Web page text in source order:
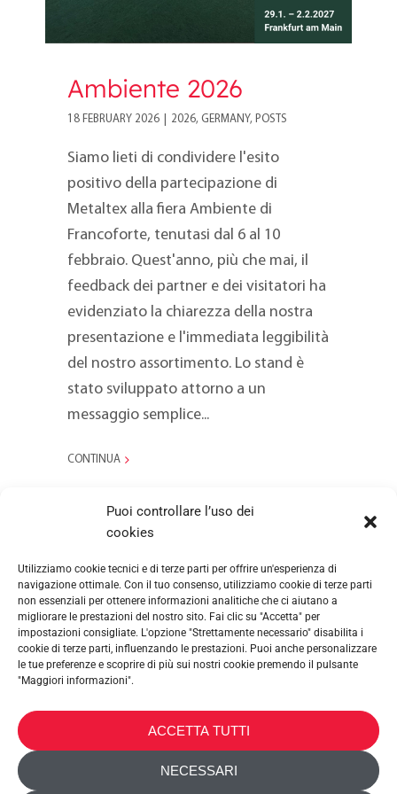
Puoi controllare l’uso dei
cookies
Utilizziamo cookie tecnici e di terze parti per offrire un'esperienza di
navigazione ottimale. Con il tuo consenso, utilizziamo cookie di terze parti
non essenziali per ottenere informazioni analitiche che ci aiutano a
migliorare le prestazioni del nostro sito. Fai clic su "Accetta" per
impostazioni consigliate. L'opzione "Strettamente necessario" disabilita i
cookie di terze parti, influenzando le prestazioni. Puoi anche personalizzare
le tue preferenze e scoprire di più sui nostri cookie premendo il pulsante
"Maggiori informazioni".
ACCETTA TUTTI
NECESSARI
Ambiente 2026
18 FEBRUARY 2026 2026, GERMANY, POSTS
Siamo lieti di condividere l'esito
positivo della partecipazione di
Metaltex alla fiera Ambiente di
Francoforte, tenutasi dal 6 al 10
febbraio. Quest'anno, più che mai, il
feedback dei partner e dei visitatori ha
evidenziato la chiarezza della nostra
presentazione e l'immediata leggibilità
del nostro assortimento. Lo stand è
stato sviluppato attorno a un
messaggio semplice...
CONTINUA
METALTEX SA © 2023 Powered by Ticyweb